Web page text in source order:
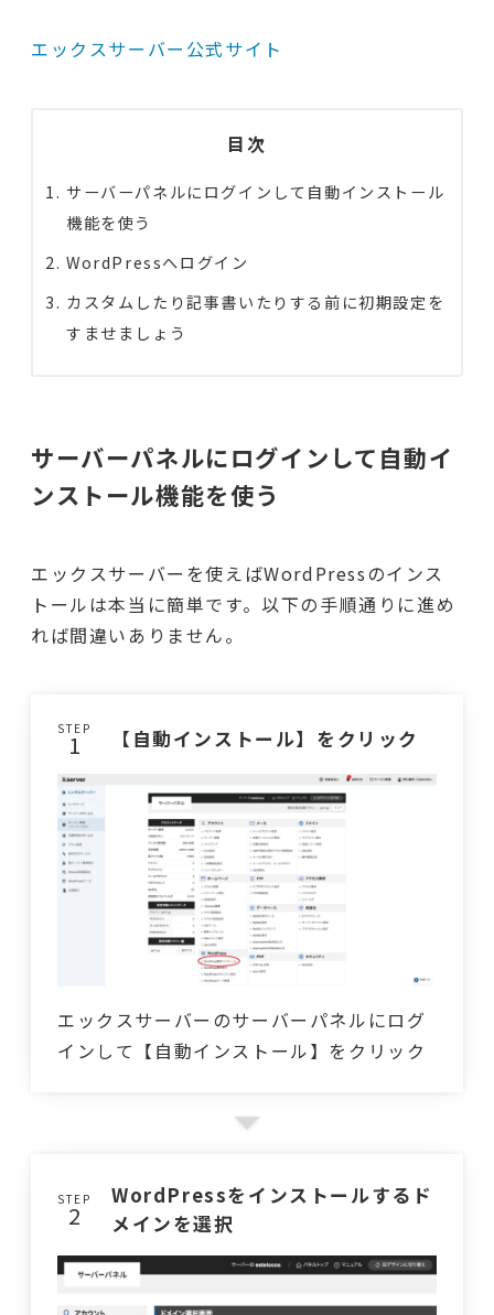
エックスサーバー公式サイト
目次
サーバーパネルにログインして自動インストール
機能を使う
WordPressへログイン
カスタムしたり記事書いたりする前に初期設定を
すませましょう
サーバーパネルにログインして自動イ
ンストール機能を使う
エックスサーバーを使えばWordPressのインス
トールは本当に簡単です。以下の手順通りに進め
れば間違いありません。
STEP 【自動インストール】をクリック
エックスサーバーのサーバーパネルにログ
インして【自動インストール】をクリック
STEP
WordPressをインストールするド
メインを選択